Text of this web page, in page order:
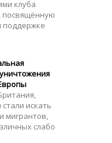
клуба
посвящённую
поддержке
искать
мигрантов,
слабо